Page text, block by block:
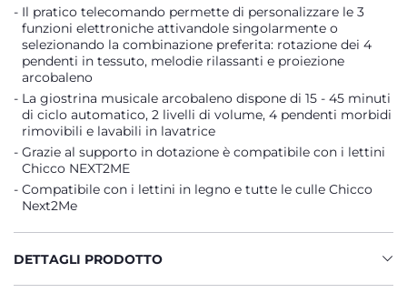
Il pratico telecomando permette di personalizzare le 3
funzioni elettroniche attivandole singolarmente o
selezionando la combinazione preferita: rotazione dei 4
pendenti in tessuto, melodie rilassanti e proiezione
arcobaleno
La giostrina musicale arcobaleno dispone di 15 - 45 minuti
di ciclo automatico, 2 livelli di volume, 4 pendenti morbidi
rimovibili e lavabili in lavatrice
Grazie al supporto in dotazione è compatibile con i lettini
Chicco NEXT2ME
Compatibile con i lettini in legno e tutte le culle Chicco
Next2Me
DETTAGLI PRODOTTO